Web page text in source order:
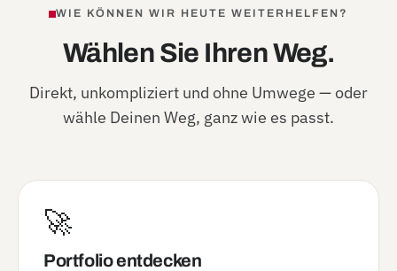
WIE KÖNNEN WIR HEUTE WEITERHELFEN?
Wählen Sie Ihren Weg.
Direkt, unkompliziert und ohne Umwege — oder
wähle Deinen Weg, ganz wie es passt.
🚀
Portfolio entdecken